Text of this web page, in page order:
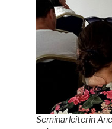
Seminarleiterin